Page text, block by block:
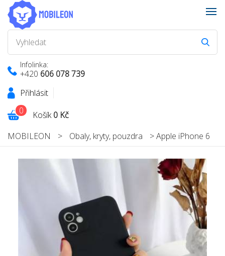
Infolinka:
+420 606 078 739
Přihlásit
Košík0 Kč
0
MOBILEON > Obaly, kryty, pouzdra >Apple iPhone 6